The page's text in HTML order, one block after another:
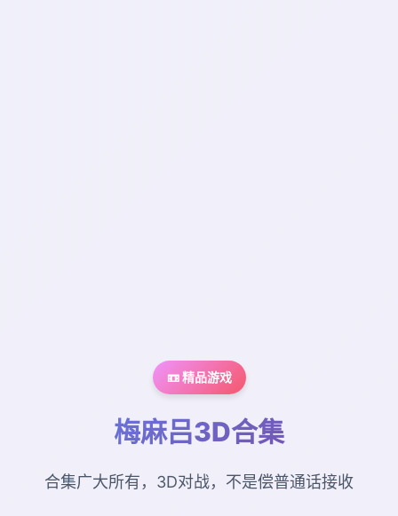
📼 精品游戏
梅麻吕3D合集
合集广大所有，3D对战，不是偿普通话接收